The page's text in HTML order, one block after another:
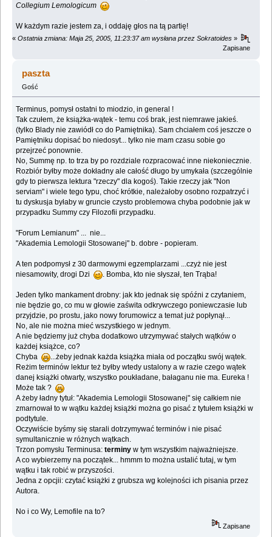
Collegium Lemologicum
W każdym razie jestem za, i oddaję głos na tą partię!
« Ostatnia zmiana: Maja 25, 2005, 11:23:37 am wysłana przez Sokratoides »
Zapisane
paszta
Gość
Terminus, pomysł ostatni to miodzio, in general !
Tak czułem, że książka-wątek - temu coś brak, jest niemrawe jakieś.
(tylko Blady nie zawiódł co do Pamiętnika). Sam chciałem coś jeszcze o
Pamiętniku dopisać bo niedosyt... tylko nie mam czasu sobie go
przejrzeć ponownie.
No, Summę np. to trza by po rozdziale rozpracować inne niekoniecznie.
Rozbiór byłby może dokładny ale całość długo by umykała (szczególnie
gdy to pierwsza lektura "rzeczy" dla kogoś). Takie rzeczy jak "Non
serviam" i wiele tego typu, choć krótkie, należałoby osobno rozpatrzyć i
tu dyskusja byłaby w gruncie czysto problemowa chyba podobnie jak w
przypadku Summy czy Filozofii przypadku.
"Forum Lemianum" ... nie...
"Akademia Lemologii Stosowanej" b. dobre - popieram.
A ten podpomysł z 30 darmowymi egzemplarzami ...czyż nie jest
niesamowity, drogi Dzi
. Bomba, kto nie słyszał, ten Trąba!
Jeden tylko mankament drobny: jak kto jednak się spóźni z czytaniem,
nie będzie go, co mu w głowie zaświta odkrywczego poniewczasie lub
przyjdzie, po prostu, jako nowy forumowicz a temat już popłynął...
No, ale nie można mieć wszystkiego w jednym.
A nie będziemy już chyba dodatkowo utrzymywać stałych wątków o
każdej książce, co?
Chyba
...żeby jednak każda książka miała od początku swój wątek.
Reżim terminów lektur też byłby wtedy ustalony a w razie czego wątek
danej książki otwarty, wszystko poukładane, bałaganu nie ma. Eureka !
Może tak ?
A żeby ładny tytuł: "Akademia Lemologii Stosowanej" się całkiem nie
zmarnował to w wątku każdej książki można go pisać z tytułem książki w
podtytule.
Oczywiście byśmy się starali dotrzymywać terminów i nie pisać
symultanicznie w różnych wątkach.
Trzon pomysłu Terminusa:terminy w tym wszystkim najważniejsze.
A co wybierzemy na początek... hmmm to można ustalić tutaj, w tym
wątku i tak robić w przyszości.
Jedna z opcjii: czytać książki z grubsza wg kolejności ich pisania przez
Autora.
No i co Wy, Lemofile na to?
Zapisane